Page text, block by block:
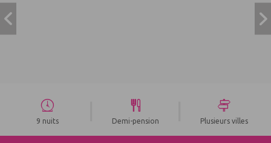
9 nuits Demi-pension Plusieurs villes